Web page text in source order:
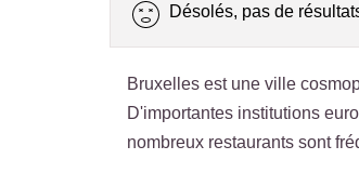
Désolés, pas de
Bruxelles est une ville
D'importantes institutions
nombreux restaurants sont